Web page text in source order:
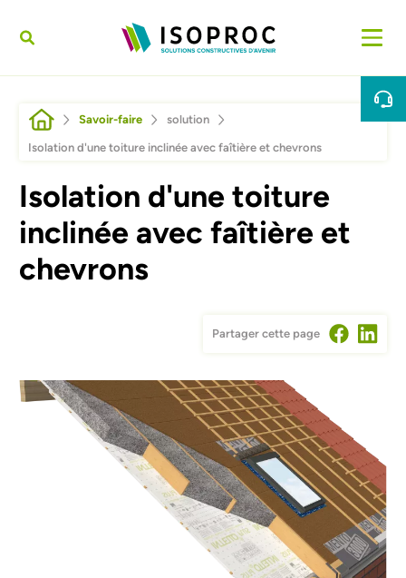
Fil d'Ariane
Savoir-faire solution
Isolation d'une toiture inclinée avec faîtière et chevrons
Isolation d'une toiture
inclinée avec faîtière et
chevrons
Partager cette page